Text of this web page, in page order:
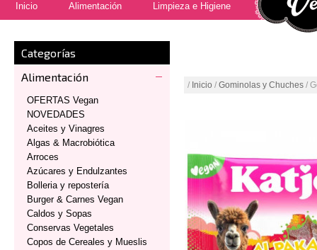
Inicio Alimentación Limpieza e Higiene
Categorías
Alimentación
OFERTAS Vegan
NOVEDADES
Aceites y Vinagres
Algas & Macrobiótica
Arroces
Azúcares y Endulzantes
Bolleria y repostería
Burger & Carnes Vegan
Caldos y Sopas
Conservas Vegetales
Copos de Cereales y Mueslis
/ Inicio / Gominolas y Chuches /